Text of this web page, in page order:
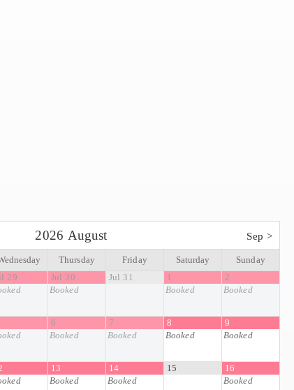
2026 August Sep >
Thursday Friday Saturday
Sunday
29
Jul 30
Booked
Jul 31
1
Booked
2
Booked
6
Booked
7
Booked
8
Booked
9
Booked
13
Booked
14
Booked
15
16
Booked